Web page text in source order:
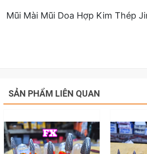
Mũi Mài Mũi Doa Hợp Kim Thép
SẢN PHẨM LIÊN QUAN